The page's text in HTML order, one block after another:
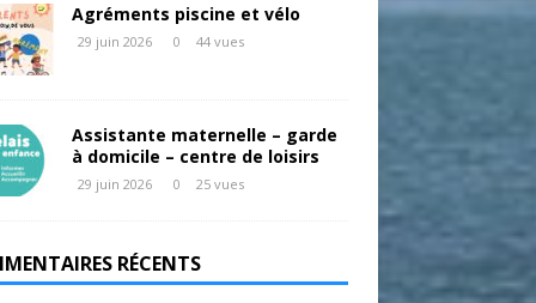
Agréments piscine et vélo
29 juin 2026 0 44 vues
Assistante maternelle – garde
à domicile – centre de loisirs
29 juin 2026 0 25 vues
RÉCENTS